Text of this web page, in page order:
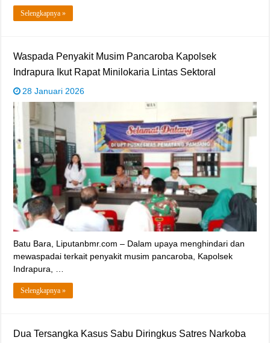
Selengkapnya »
‎Waspada Penyakit Musim Pancaroba Kapolsek
Indrapura Ikut Rapat Minilokaria Lintas Sektoral
28 Januari 2026
‎‎Batu Bara, Liputanbmr.com – Dalam upaya menghindari dan
mewaspadai terkait penyakit musim pancaroba, Kapolsek
Indrapura, …
Selengkapnya »
‎Dua Tersangka Kasus Sabu Diringkus Satres Narkoba